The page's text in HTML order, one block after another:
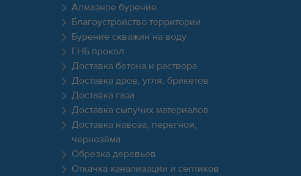
Алмазное бурение
Благоустройство территории
Бурение скважин на воду
ГНБ прокол
Доставка бетона и раствора
Доставка дров, угля, брикетов
Доставка газа
Доставка сыпучих материалов
Доставка навоза, перегноя,
чернозёма
Обрезка деревьев
Откачка канализации и септиков